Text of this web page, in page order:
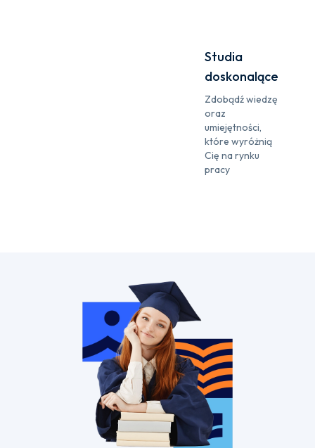
Studia
doskonalące
Zdobądź wiedzę
oraz
umiejętności,
które wyróżnią
Cię na rynku
pracy